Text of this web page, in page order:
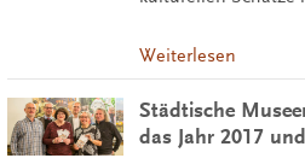
Weiterlesen
Städtische
das Jahr 2017